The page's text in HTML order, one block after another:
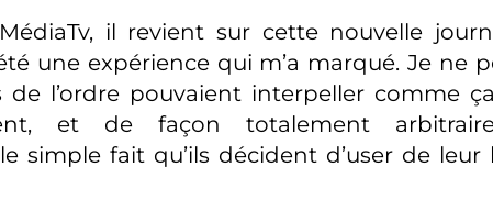
il revient sur cette nouvelle
une expérience qui m’a marqué. Je ne
de l’ordre pouvaient interpeller comme
et de façon totalement
simple fait qu’ils décident d’user de leur